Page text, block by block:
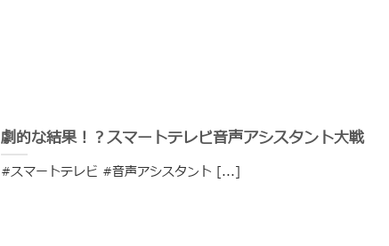
劇的な結果！？スマートテレビ音声アシスタント大戦
#スマートテレビ #音声アシスタント [...]